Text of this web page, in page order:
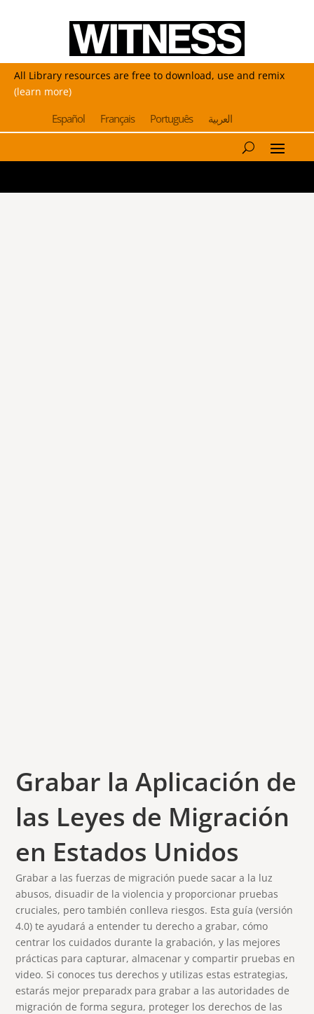
All Library resources are free to download, use and remix
(learn more)
Español Français Português العربية
Grabar la Aplicación de
las Leyes de Migración
en Estados Unidos
Grabar a las fuerzas de migración puede sacar a la luz
abusos, disuadir de la violencia y proporcionar pruebas
cruciales, pero también conlleva riesgos. Esta guía (versión
4.0) te ayudará a entender tu derecho a grabar, cómo
centrar los cuidados durante la grabación, y las mejores
prácticas para capturar, almacenar y compartir pruebas en
video. Si conoces tus derechos y utilizas estas estrategias,
estarás mejor preparadx para grabar a las autoridades de
migración de forma segura, proteger los derechos de las